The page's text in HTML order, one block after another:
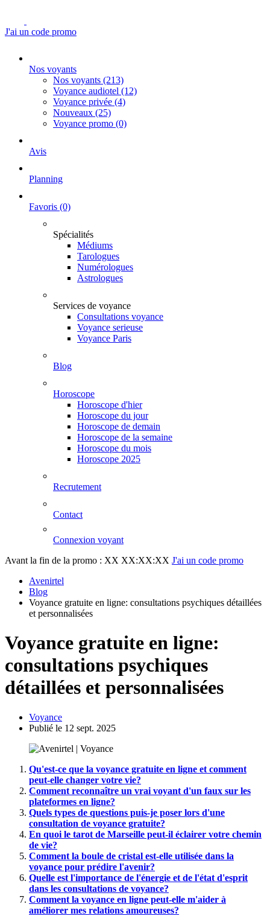
J'ai un code promo
Nos voyants
Nos voyants (213)
Voyance audiotel (12)
Voyance privée (4)
Nouveaux (25)
Voyance promo (0)
Avis
Planning
Favoris (0)
Spécialités
Médiums
Tarologues
Numérologues
Astrologues
Services de voyance
Consultations voyance
Voyance serieuse
Voyance Paris
Blog
Horoscope
Horoscope d'hier
Horoscope du jour
Horoscope de demain
Horoscope de la semaine
Horoscope du mois
Horoscope 2025
Recrutement
Contact
Connexion voyant
Avant la fin de la promo : XX XX:XX:XX J'ai un code promo
Avenirtel
Blog
Voyance gratuite en ligne: consultations psychiques détaillées
et personnalisées
Voyance gratuite en ligne:
consultations psychiques
détaillées et personnalisées
Voyance
Publié le 12 sept. 2025
Qu'est-ce que la voyance gratuite en ligne et comment
peut-elle changer votre vie?
Comment reconnaître un vrai voyant d'un faux sur les
plateformes en ligne?
Quels types de questions puis-je poser lors d'une
consultation de voyance gratuite?
En quoi le tarot de Marseille peut-il éclairer votre chemin
de vie?
Comment la boule de cristal est-elle utilisée dans la
voyance pour prédire l'avenir?
Quelle est l'importance de l'énergie et de l'état d'esprit
dans les consultations de voyance?
Comment la voyance en ligne peut-elle m'aider à
améliorer mes relations amoureuses?